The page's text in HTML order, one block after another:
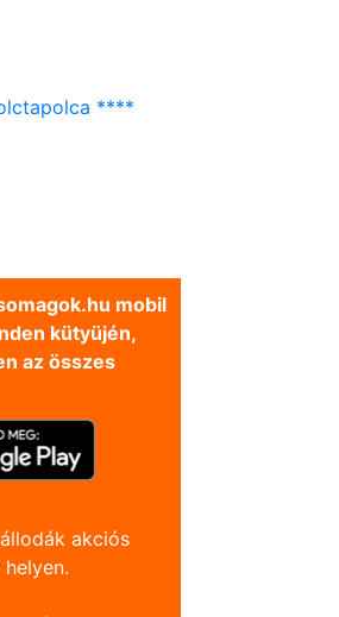
****
mobil
kütyüjén,
az összes
akciós